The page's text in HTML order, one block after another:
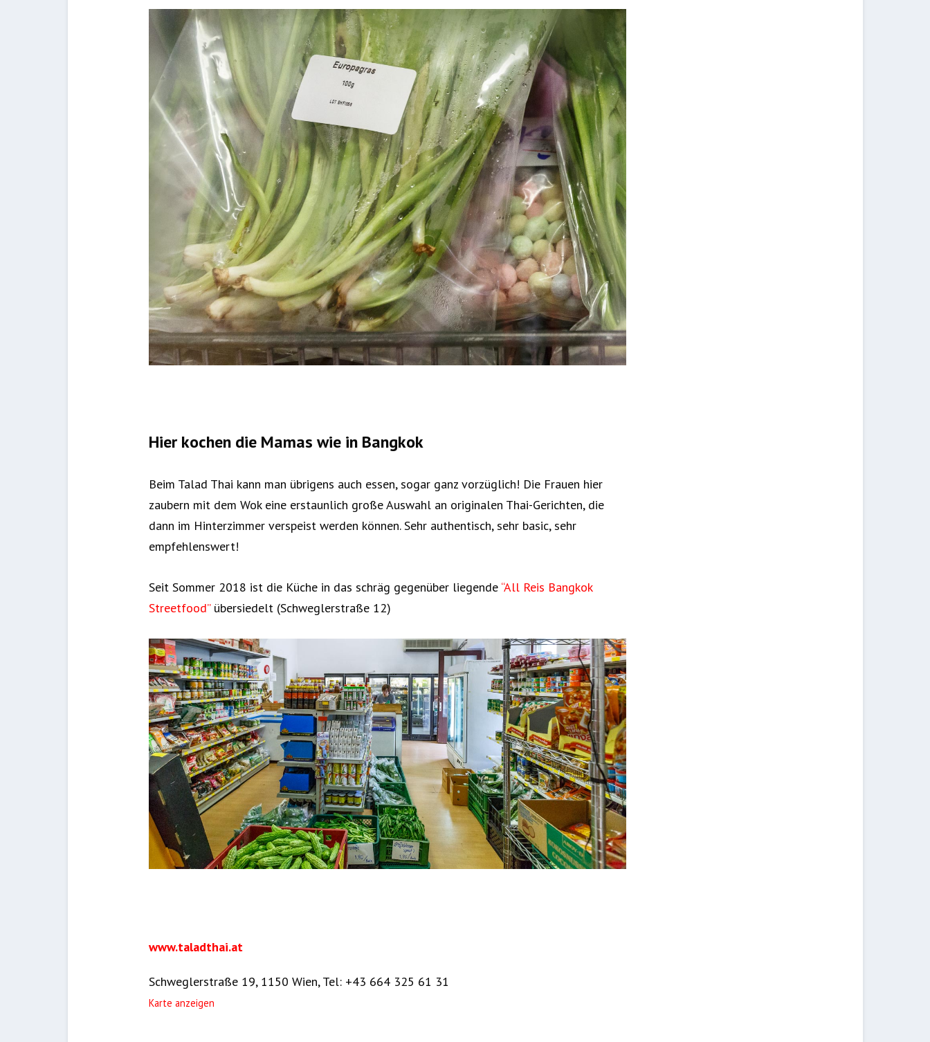
Hier kochen die Mamas wie in Bangkok
Beim Talad Thai kann man übrigens auch essen, sogar ganz vorzüglich! Die Frauen hier
zaubern mit dem Wok eine erstaunlich große Auswahl an originalen Thai-Gerichten, die
dann im Hinterzimmer verspeist werden können. Sehr authentisch, sehr basic, sehr
empfehlenswert!
Seit Sommer 2018 ist die Küche in das schräg gegenüber liegende “All Reis Bangkok
Streetfood”übersiedelt (Schweglerstraße 12)
www.taladthai.at
Schweglerstraße 19, 1150 Wien,Tel: +43 664 325 61 31
Karte anzeigen